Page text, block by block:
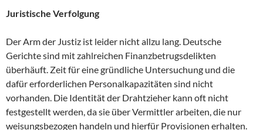
Juristische Verfolgung
Der Arm der Justiz ist leider nicht allzu lang. Deutsche
Gerichte sind mit zahlreichen Finanzbetrugsdelikten
überhäuft. Zeit für eine gründliche Untersuchung und die
dafür erforderlichen Personalkapazitäten sind nicht
vorhanden. Die Identität der Drahtzieher kann oft nicht
festgestellt werden, da sie über Vermittler arbeiten, die nur
weisungsbezogen handeln und hierfür Provisionen erhalten.